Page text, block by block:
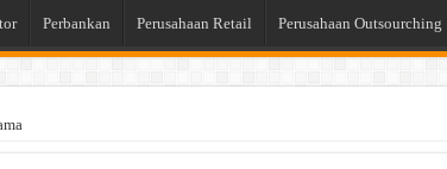
Perbankan Perusahaan Retail Perusahaan Outsourching